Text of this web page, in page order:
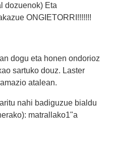
dozuenok) Eta
ONGIETORRI!!!!!!!
dogu eta honen ondorioz
sartuko douz. Laster
atalean.
nahi badiguzue bialdu
matrallako1"a